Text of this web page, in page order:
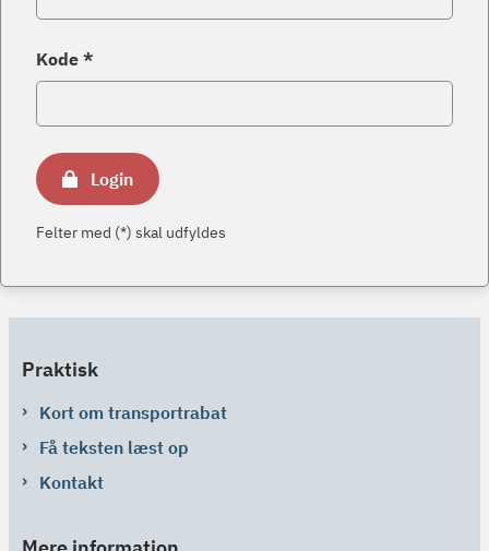
Kode *
Login
Felter med (*) skal udfyldes
Praktisk
Kort om transportrabat
Få teksten læst op
Kontakt